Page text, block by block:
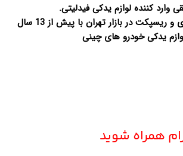
وارد کننده لوازم یدکی فیدلیتی.
دیگنیتی.فرداموتور.لاماری و ریسپکت در بازار تهران با پیش از 13 سال
یدکی خودرو های چینی
همراه شوید